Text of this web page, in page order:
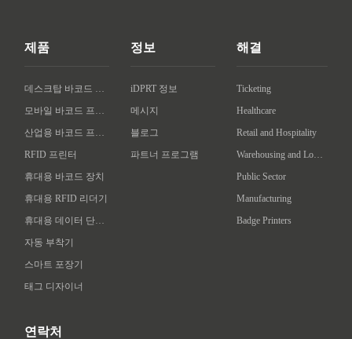
제품
데스크탑 바코드 프린터
모바일 바코드 프린터
산업용 바코드 프린터
RFID 프린터
휴대용 바코드 장치
휴대용 RFID 리더기
휴대용 데이터 단말기
자동 부착기
스마트 포장기
태그 디자이너
정보
iDPRT 정보
메시지
블로그
파트너 프로그램
해결
Ticketing
Healthcare
Retail and Hospitality
Warehousing and Logistics
Public Sector
Manufacturing
Badge Printers
연락처